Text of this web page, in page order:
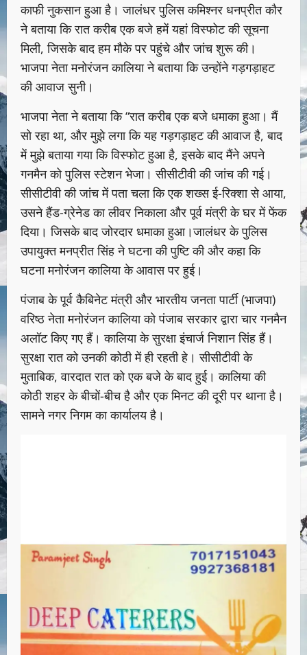
काफी नुकसान हुआ है। जालंधर पुलिस कमिश्नर धनप्रीत कौर
ने बताया कि रात करीब एक बजे हमें यहां विस्फोट की सूचना
मिली, जिसके बाद हम मौके पर पहुंचे और जांच शुरू की।
भाजपा नेता मनोरंजन कालिया ने बताया कि उन्होंने गड़गड़ाहट
की आवाज सुनी।
भाजपा नेता ने बताया कि “रात करीब एक बजे धमाका हुआ। मैं
सो रहा था, और मुझे लगा कि यह गड़गड़ाहट की आवाज है, बाद
में मुझे बताया गया कि विस्फोट हुआ है, इसके बाद मैंने अपने
गनमैन को पुलिस स्टेशन भेजा। सीसीटीवी की जांच की गई।
सीसीटीवी की जांच में पता चला कि एक शख्स ई-रिक्शा से आया,
उसने हैंड-ग्रेनेड का लीवर निकाला और पूर्व मंत्री के घर में फेंक
दिया। जिसके बाद जोरदार धमाका हुआ।जालंधर के पुलिस
उपायुक्त मनप्रीत सिंह ने घटना की पुष्टि की और कहा कि
घटना मनोरंजन कालिया के आवास पर हुई।
पंजाब के पूर्व कैबिनेट मंत्री और भारतीय जनता पार्टी (भाजपा)
वरिष्ठ नेता मनोरंजन कालिया को पंजाब सरकार द्वारा चार गनमैन
अलॉट किए गए हैं। कालिया के सुरक्षा इंचार्ज निशान सिंह हैं।
सुरक्षा रात को उनकी कोठी में ही रहती हे। सीसीटीवी के
मुताबिक, वारदात रात को एक बजे के बाद हुई। कालिया की
कोठी शहर के बीचों-बीच है और एक मिनट की दूरी पर थाना है।
सामने नगर निगम का कार्यालय है।